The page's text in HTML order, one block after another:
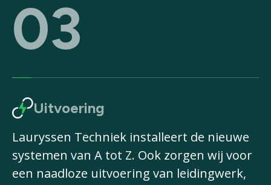
03
Uitvoering
Lauryssen Techniek installeert de nieuwe
systemen van A tot Z. Ook zorgen wij voor
een naadloze uitvoering van leidingwerk,